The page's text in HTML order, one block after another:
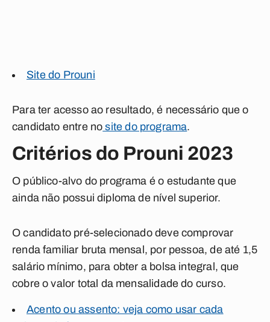
Site do Prouni
Para ter acesso ao resultado, é necessário que o
candidato entre no site do programa.
Critérios do Prouni 2023
O público-alvo do programa é o estudante que
ainda não possui diploma de nível superior.
O candidato pré-selecionado deve comprovar
renda familiar bruta mensal, por pessoa, de até 1,5
salário mínimo, para obter a bolsa integral, que
cobre o valor total da mensalidade do curso.
Acento ou assento: veja como usar cada